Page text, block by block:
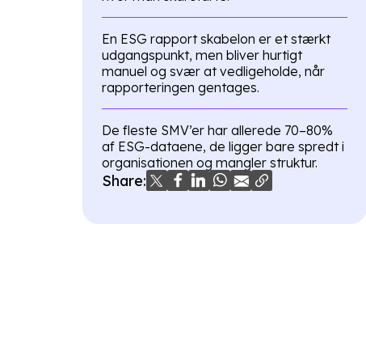
En ESG rapport skabelon er et stærkt
udgangspunkt, men bliver hurtigt
manuel og svær at vedligeholde, når
rapporteringen gentages.
De fleste SMV’er har allerede 70–80%
af ESG-dataene, de ligger bare spredt i
organisationen og mangler struktur.
Share: